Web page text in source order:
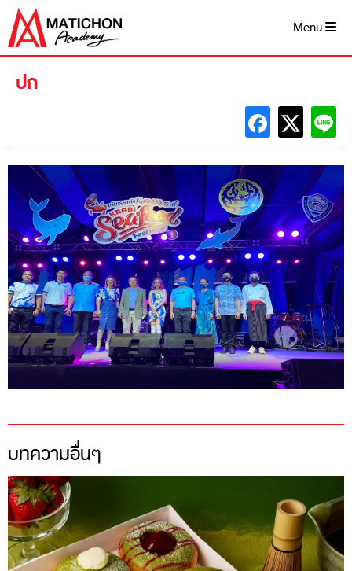
Skip
content
Menu
ปก
บทความอื่นๆ